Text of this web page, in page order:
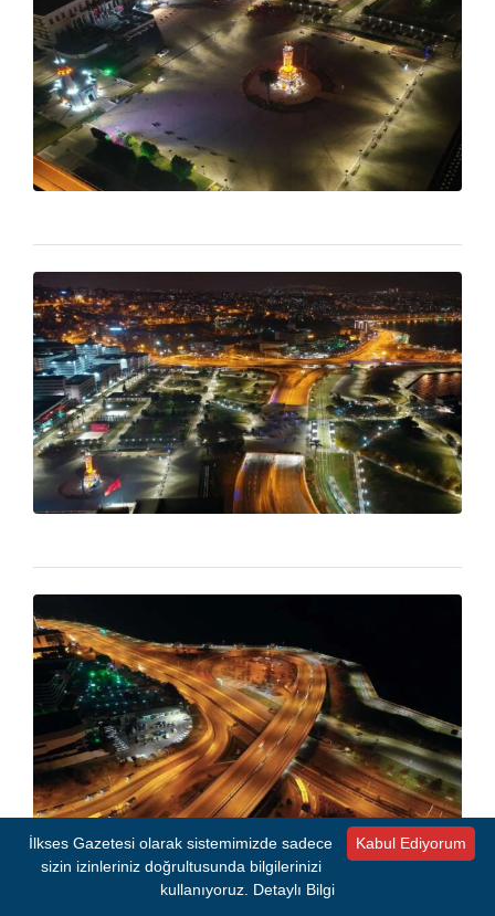
- REKLAM -
Kabul Ediyorum
İlkses Gazetesi olarak sistemimizde sadece
sizin izinleriniz doğrultusunda bilgilerinizi
kullanıyoruz. Detaylı Bilgi